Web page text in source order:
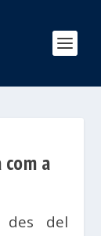
com a
des del